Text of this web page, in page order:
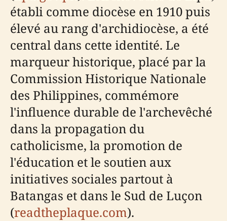
établi comme diocèse en 1910 puis
élevé au rang d'archidiocèse, a été
central dans cette identité. Le
marqueur historique, placé par la
Commission Historique Nationale
des Philippines, commémore
l'influence durable de l'archevêché
dans la propagation du
catholicisme, la promotion de
l'éducation et le soutien aux
initiatives sociales partout à
Batangas et dans le Sud de Luçon
(readtheplaque.com).